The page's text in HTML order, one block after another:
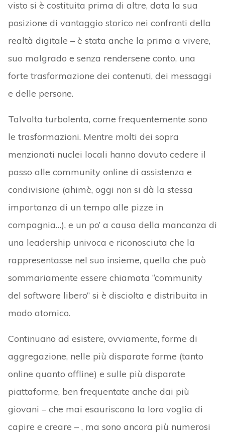
visto si è costituita prima di altre, data la sua
posizione di vantaggio storico nei confronti della
realtà digitale – è stata anche la prima a vivere,
suo malgrado e senza rendersene conto, una
forte trasformazione dei contenuti, dei messaggi
e delle persone.
Talvolta turbolenta, come frequentemente sono
le trasformazioni. Mentre molti dei sopra
menzionati nuclei locali hanno dovuto cedere il
passo alle community online di assistenza e
condivisione (ahimè, oggi non si dà la stessa
importanza di un tempo alle pizze in
compagnia…), e un po’ a causa della mancanza di
una leadership univoca e riconosciuta che la
rappresentasse nel suo insieme, quella che può
sommariamente essere chiamata “community
del software libero” si è disciolta e distribuita in
modo atomico.
Continuano ad esistere, ovviamente, forme di
aggregazione, nelle più disparate forme (tanto
online quanto offline) e sulle più disparate
piattaforme, ben frequentate anche dai più
giovani – che mai esauriscono la loro voglia di
capire e creare – , ma sono ancora più numerosi